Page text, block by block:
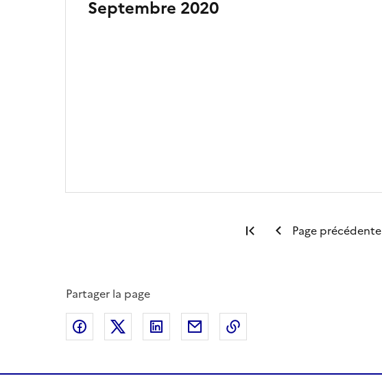
Septembre 2020
Première page
Page précédente
Partager la page
Partager sur Facebook
Partager sur XPartager sur LinkedIn
Partager par email